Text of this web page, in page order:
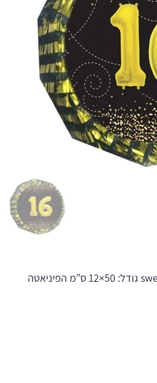
פיניאטה גיל 16 sweet sixteen גודל: 50×12 ס”מ הפיניאטה